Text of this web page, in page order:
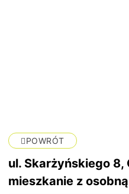
POWRÓT
ul. Skarżyńskiego
mieszkanie z